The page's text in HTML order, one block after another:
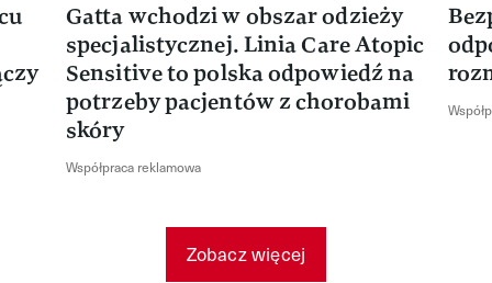
Gatta wchodzi w obszar odzieży
specjalistycznej. Linia Care Atopic
Sensitive to polska odpowiedź na
potrzeby pacjentów z chorobami
skóry
Współpraca reklamowa
Zobacz więcej